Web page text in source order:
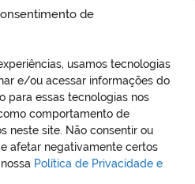
de
usamos tecnologias
e/ou acessar informações do
para essas tecnologias nos
comportamento de
neste site. Não consentir ou
afetar negativamente certos
Política de Privacidade e
– Pregoeiro